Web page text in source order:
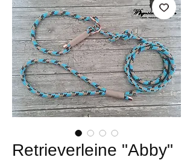
Retrieverleine "Abby"